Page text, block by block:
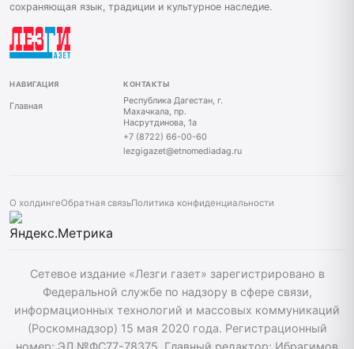
сохраняющая язык, традиции и культурное наследие.
НАВИГАЦИЯ
Главная
КОНТАКТЫ
Республика Дагестан, г.
Махачкала, пр.
Насрутдинова, 1а
+7 (8722) 66-00-60
lezgigazet@etnomediadag.ru
О холдингеОбратная связьПолитика конфиденциальности
Сетевое издание «Лезги газет» зарегистрировано в
Федеральной службе по надзору в сфере связи,
информационных технологий и массовых коммуникаций
(Роскомнадзор) 15 мая 2020 года. Регистрационный